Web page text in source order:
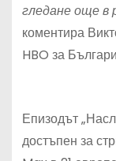
гледане още в
коментира
HBO за
Епизодът
достъпен за